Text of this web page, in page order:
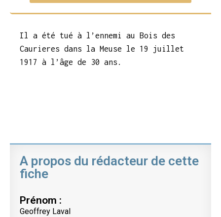
Il a été tué à l’ennemi au Bois des
Caurieres dans la Meuse le 19 juillet
1917 à l’âge de 30 ans.
A propos du rédacteur de cette
fiche
Prénom :
Geoffrey Laval